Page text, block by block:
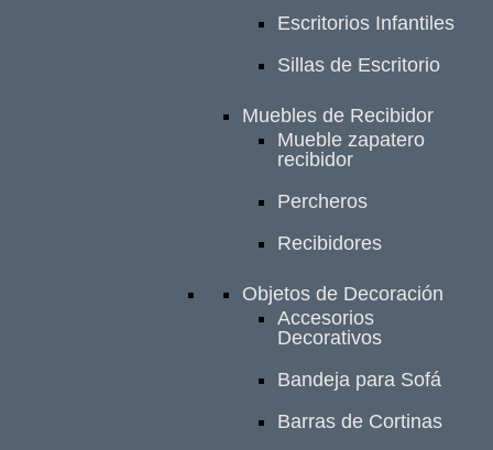
Escritorios Infantiles
Sillas de Escritorio
Muebles de Recibidor
Mueble zapatero
recibidor
Percheros
Recibidores
Objetos de Decoración
Accesorios
Decorativos
Bandeja para Sofá
Barras de Cortinas